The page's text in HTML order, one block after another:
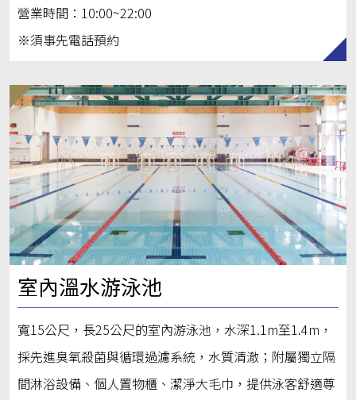
營業時間：10:00~22:00
※須事先電話預約
室內溫水游泳池
寬15公尺，長25公尺的室內游泳池，水深1.1m至1.4m，
採先進臭氧殺菌與循環過濾系統，水質清澈；附屬獨立隔
間淋浴設備、個人置物櫃、潔淨大毛巾，提供泳客舒適尊